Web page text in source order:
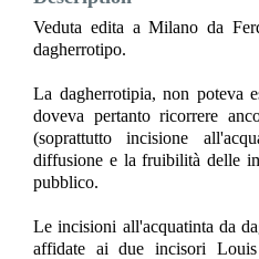
Veduta edita a Milano da
dagherrotipo.
La dagherrotipia, non poteva
doveva pertanto ricorrere
(soprattutto incisione
diffusione e la fruibilità delle
pubblico.
Le incisioni all'acquatinta da
affidate ai due incisori